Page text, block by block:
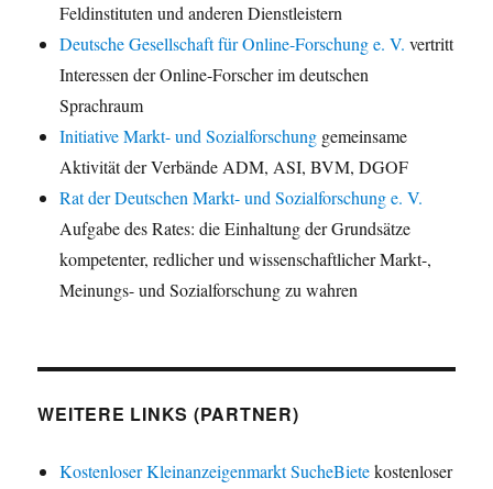
Feldinstituten und anderen Dienstleistern
Deutsche Gesellschaft für Online-Forschung e. V. vertritt
Interessen der Online-Forscher im deutschen
Sprachraum
Initiative Markt- und Sozialforschung gemeinsame
Aktivität der Verbände ADM, ASI, BVM, DGOF
Rat der Deutschen Markt- und Sozialforschung e. V.
Aufgabe des Rates: die Einhaltung der Grundsätze
kompetenter, redlicher und wissenschaftlicher Markt-,
Meinungs- und Sozialforschung zu wahren
WEITERE LINKS (PARTNER)
Kostenloser Kleinanzeigenmarkt SucheBietekostenloser